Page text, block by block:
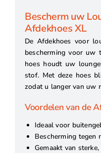
Bescherm uw
Afdekhoes XL
De Afdekhoes voor
bescherming voor uw
hoes houdt uw
stof. Met deze hoes
zodat u langer van uw
Voordelen van de
Ideaal voor
Bescherming tegen
Gemaakt van